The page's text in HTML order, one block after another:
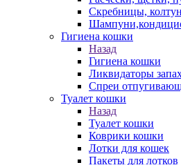
Скребницы,
Гигиена кошки
Назад
Гигиена кошки
Ликвидаторы
Спреи
Туалет кошки
Назад
Туалет кошки
Коврики кошки
Лотки для кошек
Пакеты для лотков